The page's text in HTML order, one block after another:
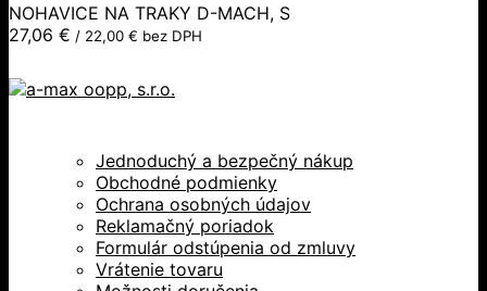
NOHAVICE NA TRAKY D-MACH, S
27,06 € / 22,00 € bez DPH
Jednoduchý a bezpečný nákup
Obchodné podmienky
Ochrana osobných údajov
Reklamačný poriadok
Formulár odstúpenia od zmluvy
Vrátenie tovaru